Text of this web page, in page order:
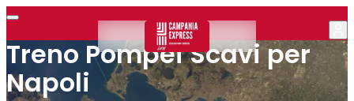
Treno Pompei Scavi per
Napoli